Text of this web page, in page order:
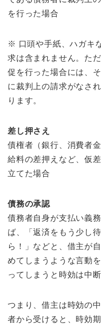
を行った場合
※ 口頭や手紙、ハガキ
求は含まれません。た
促を行った場合には、
に裁判上の請求がなさ
ります。
差し押さえ
債権者（銀行、消費者
給料の差押えなど、仮
立てた場合
債務の承認
債務者自身が支払い義
ば、「返済をもう少し
ら！」などと、借主が
めてしまうような言動
ってしまうと時効は中
つまり、借主は時効の
者から受けると、時効